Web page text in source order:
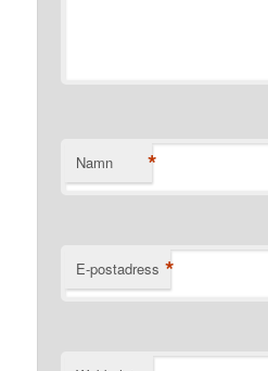
Namn *
E-postadress *